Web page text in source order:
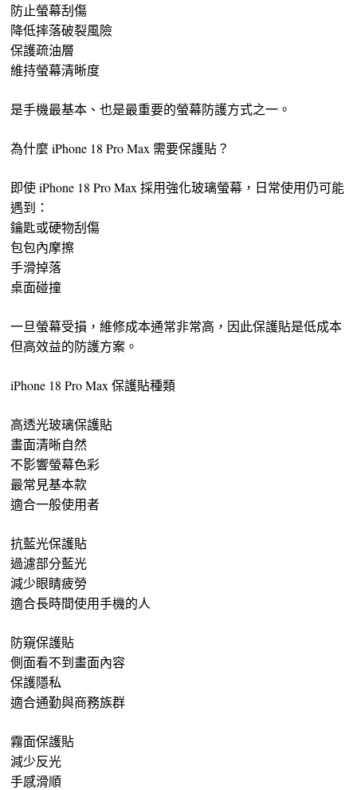
防止螢幕刮傷
降低摔落破裂風險
保護疏油層
維持螢幕清晰度
是手機最基本、也是最重要的螢幕防護方式之一。
為什麼 iPhone 18 Pro Max 需要保護貼？
即使 iPhone 18 Pro Max 採用強化玻璃螢幕，日常使用仍可能
遇到：
鑰匙或硬物刮傷
包包內摩擦
手滑掉落
桌面碰撞
一旦螢幕受損，維修成本通常非常高，因此保護貼是低成本
但高效益的防護方案。
iPhone 18 Pro Max 保護貼種類
高透光玻璃保護貼
畫面清晰自然
不影響螢幕色彩
最常見基本款
適合一般使用者
抗藍光保護貼
過濾部分藍光
減少眼睛疲勞
適合長時間使用手機的人
防窺保護貼
側面看不到畫面內容
保護隱私
適合通勤與商務族群
霧面保護貼
減少反光
手感滑順